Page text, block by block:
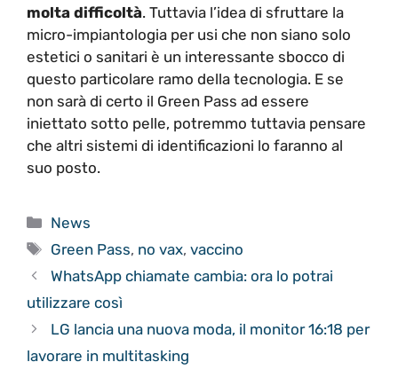
molta difficoltà. Tuttavia l’idea di sfruttare la
micro-impiantologia per usi che non siano solo
estetici o sanitari è un interessante sbocco di
questo particolare ramo della tecnologia. E se
non sarà di certo il Green Pass ad essere
iniettato sotto pelle, potremmo tuttavia pensare
che altri sistemi di identificazioni lo faranno al
suo posto.
Categorie
News
Tag
Green Pass, no vax,vaccino
WhatsApp chiamate cambia: ora lo potrai
utilizzare così
LG lancia una nuova moda, il monitor 16:18 per
lavorare in multitasking